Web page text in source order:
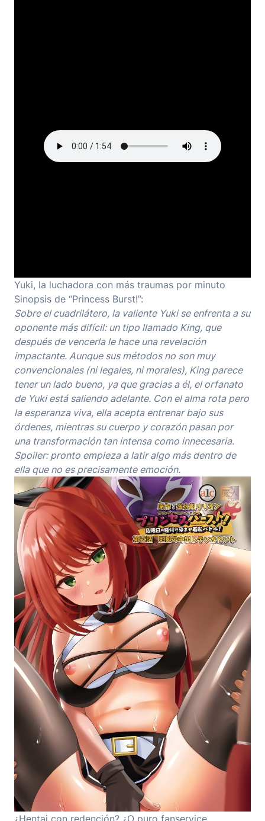
Yuki, la luchadora con más traumas por minuto
Sinopsis de “Princess Burst!”:
Sobre el cuadrilátero, la valiente Yuki se enfrenta a su
oponente más difícil: un tipo llamado King, que
después de vencerla le hace una revelación
impactante. Aunque sus métodos no son muy
convencionales (ni legales, ni morales), King parece
tener un lado bueno, ya que gracias a él, el orfanato
de Yuki está saliendo adelante. Con el alma rota pero
la esperanza viva, ella acepta entrenar bajo sus
órdenes, mientras su cuerpo y corazón pasan por
una transformación tan intensa como innecesaria.
Spoiler: pronto empieza a latir algo más dentro de
ella que no es precisamente emoción.
¿Hentai con redención? ¿O puro fanservice